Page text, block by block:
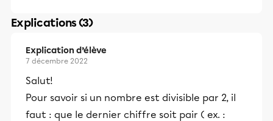
Explications (3)
Explication d’élève
7 décembre 2022
Salut!
Pour savoir si un nombre est divisible par 2, il
faut : que le dernier chiffre soit pair ( ex. :